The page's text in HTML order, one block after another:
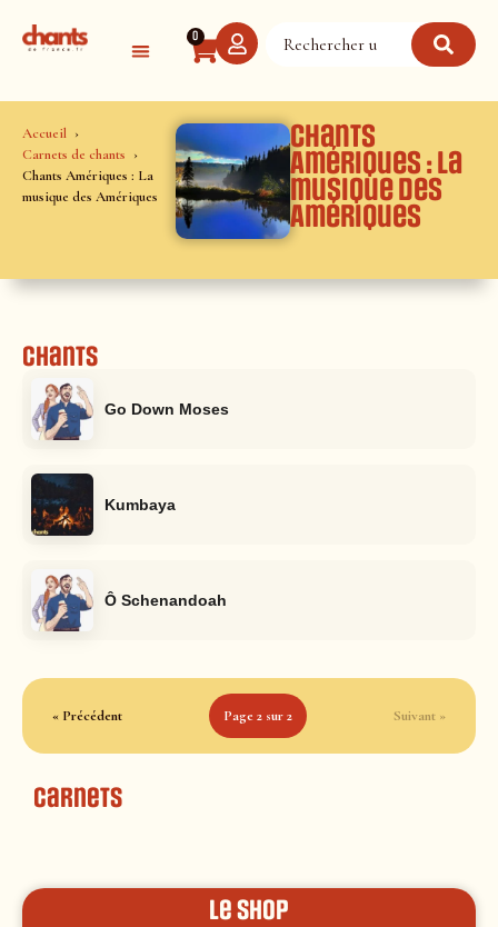
0
Accueil
Carnets de chants
Chants Amériques : La
musique des Amériques
Chants
Amériques : La
musique des
Amériques
Chants
Go Down Moses
Kumbaya
Ô Schenandoah
« Précédent Page 2 sur 2 Suivant »
Carnets
le shop